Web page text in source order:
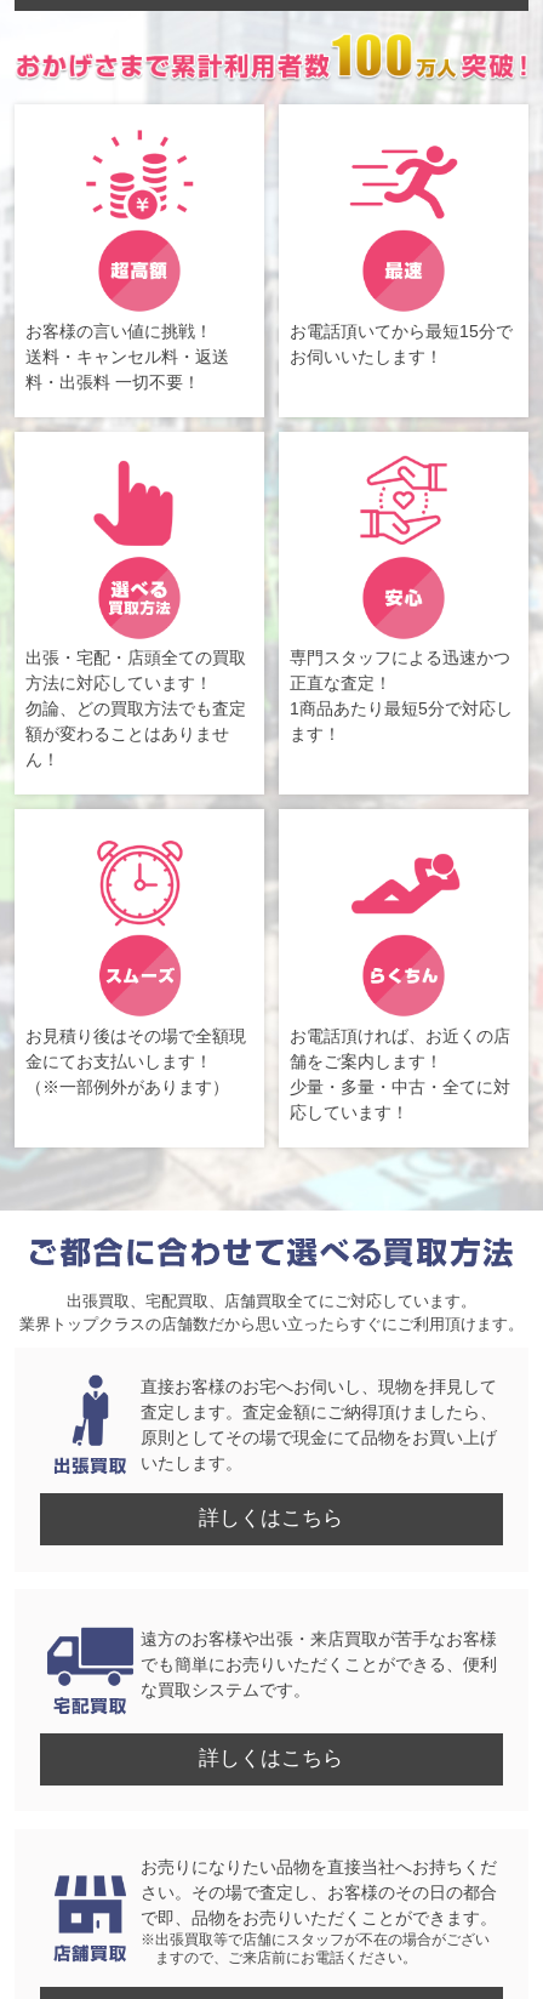
お客様の言い値に挑戦！
送料・キャンセル料・返送
料・出張料 一切不要！
お電話頂いてから最短15分で
お伺いいたします！
出張・宅配・店頭全ての買取
方法に対応しています！
勿論、どの買取方法でも査定
額が変わることはありませ
ん！
専門スタッフによる迅速かつ
正直な査定！
1商品あたり最短5分で対応し
ます！
お見積り後はその場で全額現
金にてお支払いします！
（※一部例外があります）
お電話頂ければ、お近くの店
舗をご案内します！
少量・多量・中古・全てに対
応しています！
出張買取、宅配買取、店舗買取全てにご対応しています。
業界トップクラスの店舗数だから思い立ったらすぐにご利用頂けます。
直接お客様のお宅へお伺いし、現物を拝見して
査定します。査定金額にご納得頂けましたら、
原則としてその場で現金にて品物をお買い上げ
いたします。
詳しくはこちら
遠方のお客様や出張・来店買取が苦手なお客様
でも簡単にお売りいただくことができる、便利
な買取システムです。
詳しくはこちら
お売りになりたい品物を直接当社へお持ちくだ
さい。その場で査定し、お客様のその日の都合
で即、品物をお売りいただくことができます。
※出張買取等で店舗にスタッフが不在の場合がござい
ますので、ご来店前にお電話ください。